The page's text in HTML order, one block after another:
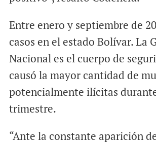
Entre enero y septiembre de
casos en el estado Bolívar. La
Nacional es el cuerpo de
causó la mayor cantidad de
potencialmente ilícitas
trimestre.
“Ante la constante aparición